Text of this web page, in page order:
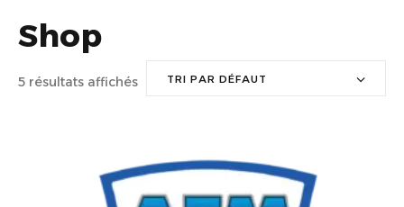
Shop
5 résultats affichés TRI PAR DÉFAUT